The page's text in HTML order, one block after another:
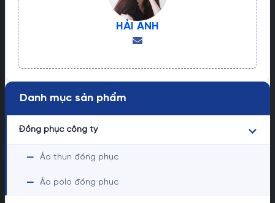
HẢI ANH
Danh mục sản phẩm
Đồng phục công ty
— Áo thun đồng phục
— Áo polo đồng phục